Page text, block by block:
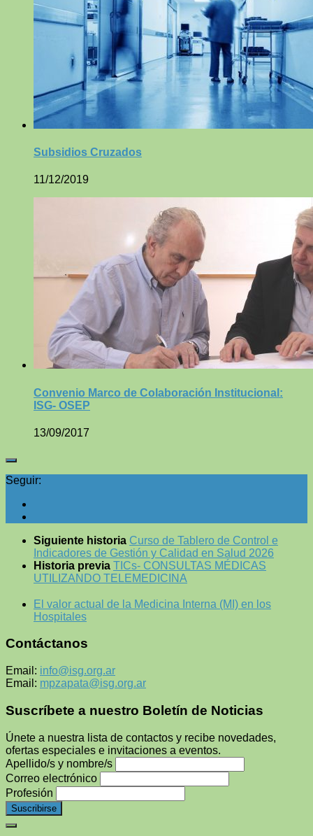
Subsidios Cruzados
11/12/2019
Convenio Marco de Colaboración Institucional:
ISG- OSEP
13/09/2017
Seguir:
Siguiente historia Curso de Tablero de Control e
Indicadores de Gestión y Calidad en Salud 2026
Historia previa TICs- CONSULTAS MÉDICAS
UTILIZANDO TELEMEDICINA
El valor actual de la Medicina Interna (MI) en los
Hospitales
Contáctanos
Email: info@isg.org.ar
Email: mpzapata@isg.org.ar
Suscríbete a nuestro Boletín de Noticias
Únete a nuestra lista de contactos y recibe novedades,
ofertas especiales e invitaciones a eventos.
Apellido/s y nombre/s
Correo electrónico
Profesión